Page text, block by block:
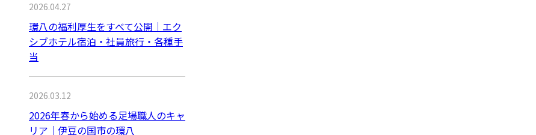
2026.04.27
環八の福利厚生をすべて公開｜エク
シブホテル宿泊・社員旅行・各種手
当
2026.03.12
2026年春から始める足場職人のキャ
リア｜伊豆の国市の環八